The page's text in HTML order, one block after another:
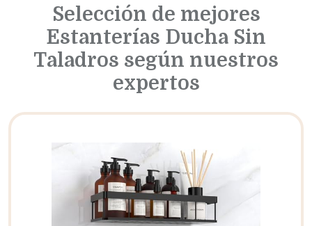
Selección de mejores
Estanterías Ducha Sin
Taladros según nuestros
expertos